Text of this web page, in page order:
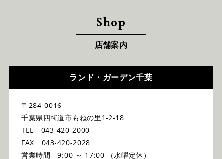
Shop
店舗案内
ランド・ガーデン千葉
〒284-0016
千葉県四街道市もねの里1-2-18
TEL 043-420-2000
FAX 043-420-2028
営業時間 9:00 ～ 17:00 （水曜定休）